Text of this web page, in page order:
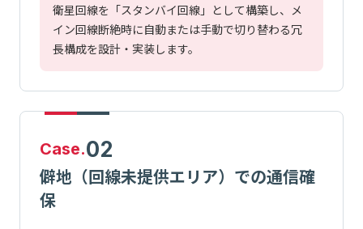
衛星回線を「スタンバイ回線」として構築し、メ
イン回線断絶時に自動または手動で切り替わる冗
長構成を設計・実装します。
Case.02
僻地（回線未提供エリア）での通信確
保